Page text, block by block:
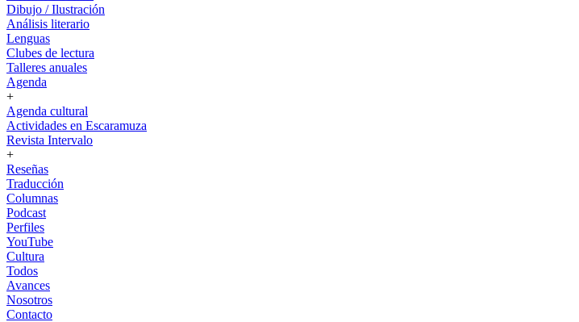
Dibujo / Ilustración
Análisis literario
Lenguas
Clubes de lectura
Talleres anuales
Agenda
+
Agenda cultural
Actividades en Escaramuza
Revista Intervalo
+
Reseñas
Traducción
Columnas
Podcast
Perfiles
YouTube
Cultura
Todos
Avances
Nosotros
Contacto